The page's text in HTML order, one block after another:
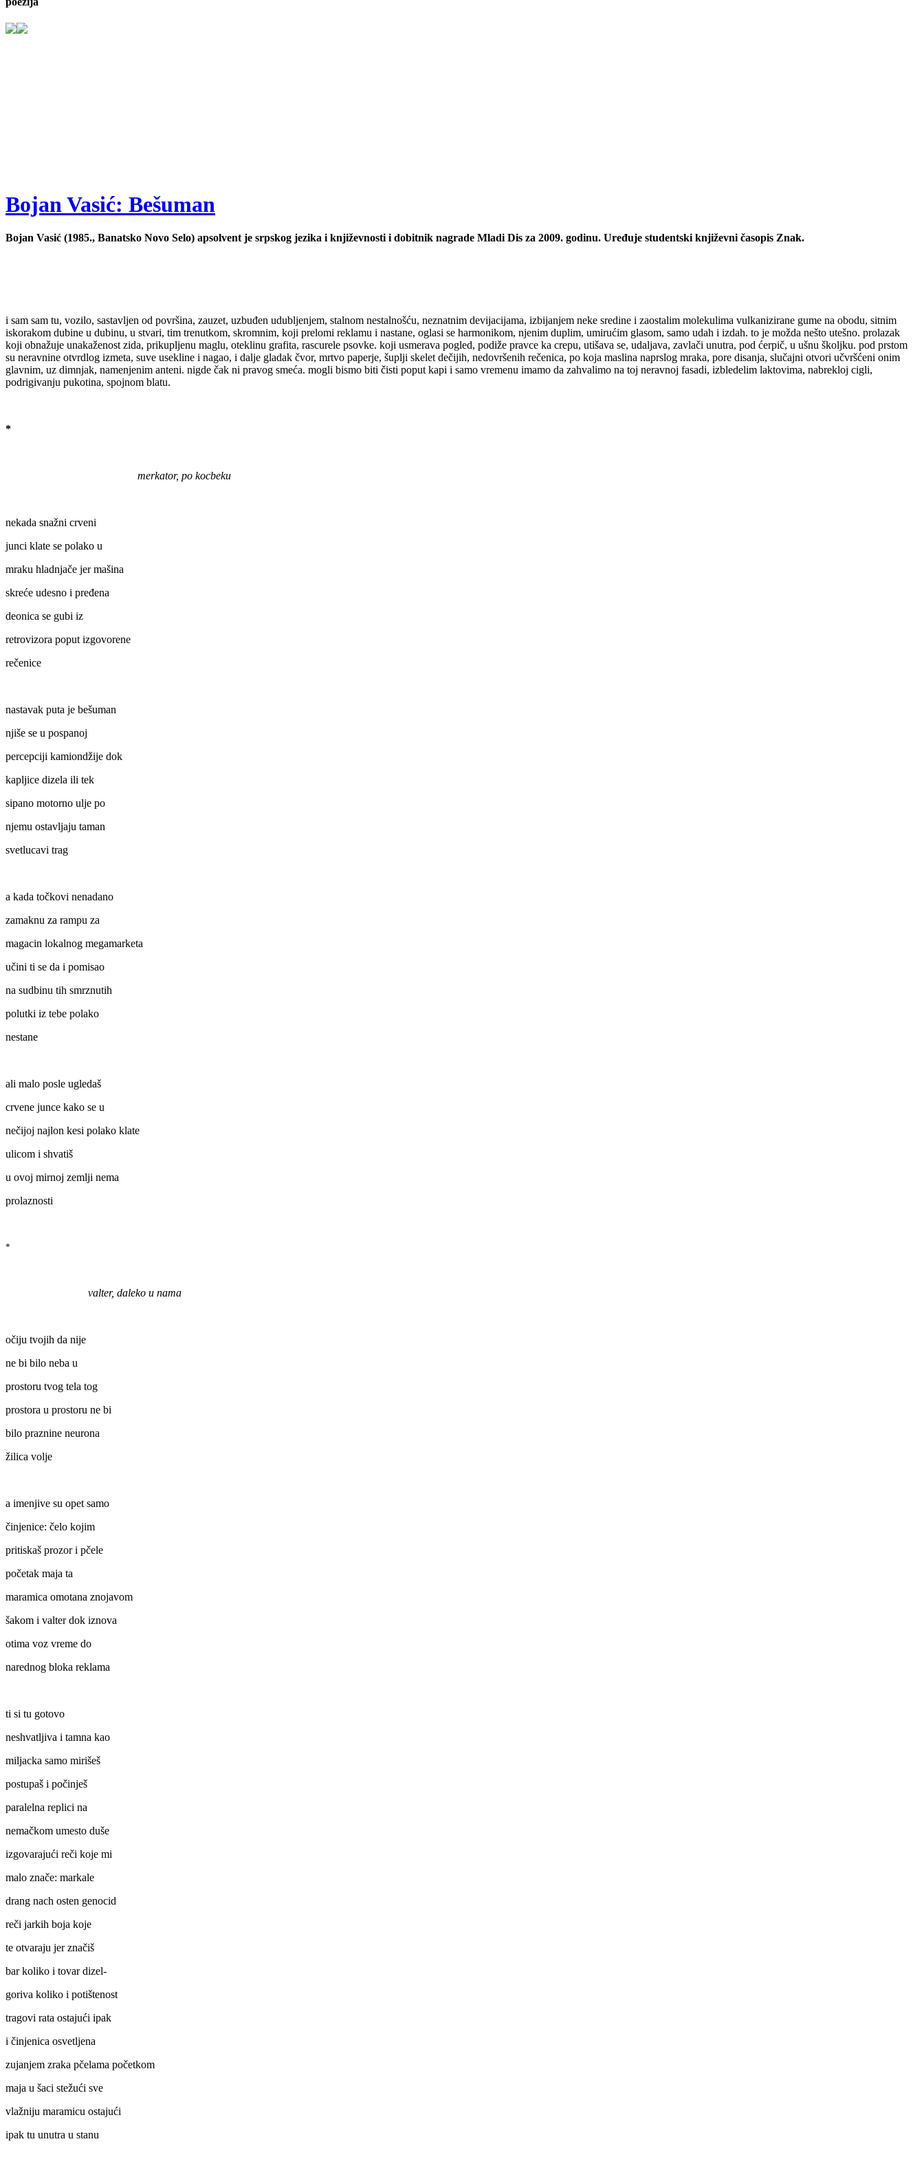
Bojan Vasić: Bešuman
Bojan Vasić (1985., Banatsko Novo Selo) apsolvent je srpskog jezika i književnosti i dobitnik nagrade Mladi Dis za 2009. godinu. Uređuje studentski književni časopis Znak.
i sam sam tu, vozilo, sastavljen od površina, zauzet, uzbuđen udubljenjem, stalnom nestalnošću, neznatnim devijacijama, izbijanjem neke sredine i zaostalim molekulima vulkanizirane gume na obodu, sitnim
iskorakom dubine u dubinu, u stvari, tim trenutkom, skromnim, koji prelomi reklamu i nastane, oglasi se harmonikom, njenim duplim, umirućim glasom, samo udah i izdah. to je možda nešto utešno. prolazak
koji obnažuje unakaženost zida, prikupljenu maglu, oteklinu grafita, rascurele psovke. koji usmerava pogled, podiže pravce ka crepu, utišava se, udaljava, zavlači unutra, pod ćerpič, u ušnu školjku. pod prstom
su neravnine otvrdlog izmeta, suve usekline i nagao, i dalje gladak čvor, mrtvo paperje, šuplji skelet dečijih, nedovršenih rečenica, po koja maslina naprslog mraka, pore disanja, slučajni otvori učvršćeni onim
glavnim, uz dimnjak, namenjenim anteni. nigde čak ni pravog smeća. mogli bismo biti čisti poput kapi i samo vremenu imamo da zahvalimo na toj neravnoj fasadi, izbledelim laktovima, nabrekloj cigli,
podrigivanju pukotina, spojnom blatu.
*
merkator, po kocbeku
nekada snažni crveni
junci klate se polako u
mraku hladnjače jer mašina
skreće udesno i pređena
deonica se gubi iz
retrovizora poput izgovorene
rečenice
nastavak puta je bešuman
njiše se u pospanoj
percepciji kamiondžije dok
kapljice dizela ili tek
sipano motorno ulje po
njemu ostavljaju taman
svetlucavi trag
a kada točkovi nenadano
zamaknu za rampu za
magacin lokalnog megamarketa
učini ti se da i pomisao
na sudbinu tih smrznutih
polutki iz tebe polako
nestane
ali malo posle ugledaš
crvene junce kako se u
nečijoj najlon kesi polako klate
ulicom i shvatiš
u ovoj mirnoj zemlji nema
prolaznosti
*
valter, daleko u nama
očiju tvojih da nije
ne bi bilo neba u
prostoru tvog tela tog
prostora u prostoru ne bi
bilo praznine neurona
žilica volje
a imenjive su opet samo
činjenice: čelo kojim
pritiskaš prozor i pčele
početak maja ta
maramica omotana znojavom
šakom i valter dok iznova
otima voz vreme do
narednog bloka reklama
ti si tu gotovo
neshvatljiva i tamna kao
miljacka samo mirišeš
postupaš i počinješ
paralelna replici na
nemačkom umesto duše
izgovarajući reči koje mi
malo znače: markale
drang nach osten genocid
reči jarkih boja koje
te otvaraju jer značiš
bar koliko i tovar dizel-
goriva koliko i potištenost
tragovi rata ostajući ipak
i činjenica osvetljena
zujanjem zraka pčelama početkom
maja u šaci stežući sve
vlažniju maramicu ostajući
ipak tu unutra u stanu